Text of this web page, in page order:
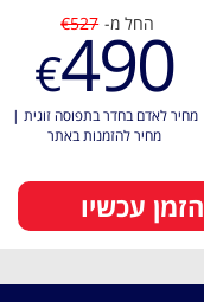
החל מ- €527
€490
מחיר לאדם בחדר בתפוסה זוגית |
מחיר להזמנות באתר
הזמן עכשיו